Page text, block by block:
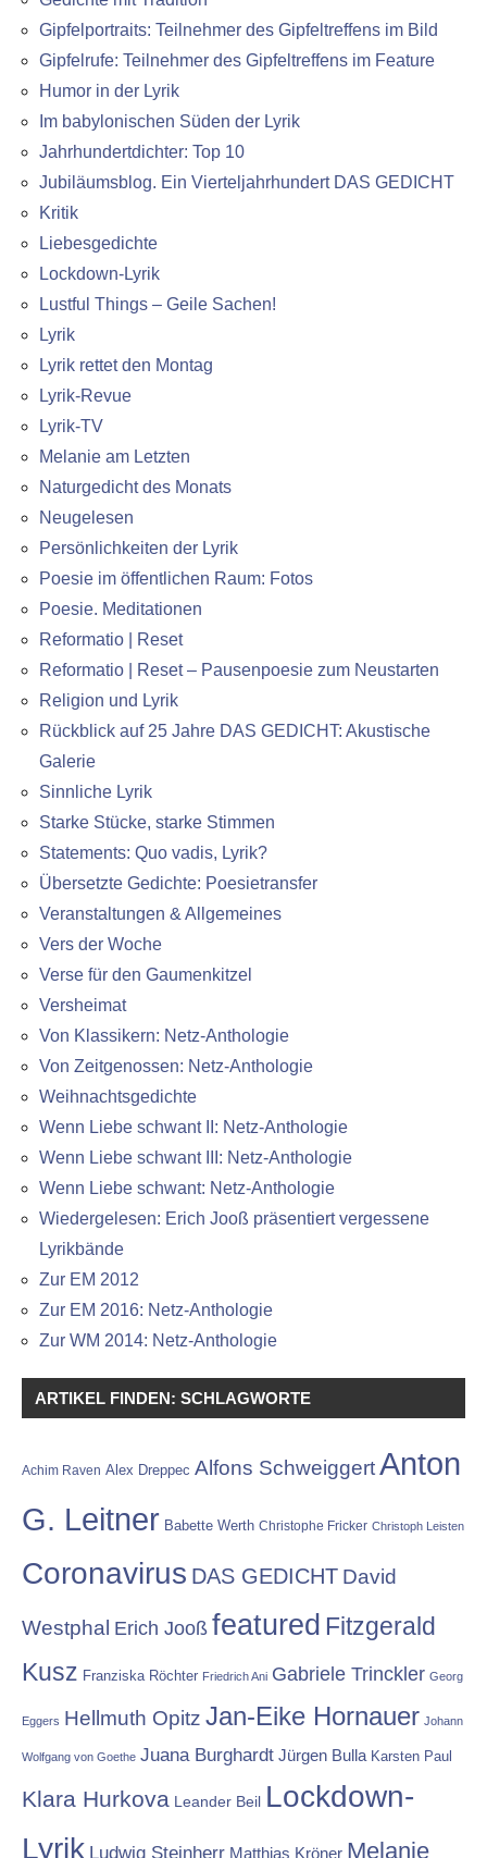
Gipfelportraits: Teilnehmer des Gipfeltreffens im Bild
Gipfelrufe: Teilnehmer des Gipfeltreffens im Feature
Humor in der Lyrik
Im babylonischen Süden der Lyrik
Jahrhundertdichter: Top 10
Jubiläumsblog. Ein Vierteljahrhundert DAS GEDICHT
Kritik
Liebesgedichte
Lockdown-Lyrik
Lustful Things – Geile Sachen!
Lyrik
Lyrik rettet den Montag
Lyrik-Revue
Lyrik-TV
Melanie am Letzten
Naturgedicht des Monats
Neugelesen
Persönlichkeiten der Lyrik
Poesie im öffentlichen Raum: Fotos
Poesie. Meditationen
Reformatio | Reset
Reformatio | Reset – Pausenpoesie zum Neustarten
Religion und Lyrik
Rückblick auf 25 Jahre DAS GEDICHT: Akustische
Galerie
Sinnliche Lyrik
Starke Stücke, starke Stimmen
Statements: Quo vadis, Lyrik?
Übersetzte Gedichte: Poesietransfer
Veranstaltungen & Allgemeines
Vers der Woche
Verse für den Gaumenkitzel
Versheimat
Von Klassikern: Netz-Anthologie
Von Zeitgenossen: Netz-Anthologie
Weihnachtsgedichte
Wenn Liebe schwant II: Netz-Anthologie
Wenn Liebe schwant III: Netz-Anthologie
Wenn Liebe schwant: Netz-Anthologie
Wiedergelesen: Erich Jooß präsentiert vergessene
Lyrikbände
Zur EM 2012
Zur EM 2016: Netz-Anthologie
Zur WM 2014: Netz-Anthologie
ARTIKEL FINDEN: SCHLAGWORTE
Achim Raven Alex Dreppec Alfons SchweiggertAnton
G. Leitner Babette Werth Christophe Fricker Christoph Leisten
Coronavirus DAS GEDICHT David
Westphal Erich Jooß featured Fitzgerald
Kusz Franziska Röchter Friedrich Ani Gabriele Trinckler Georg
Eggers Hellmuth Opitz Jan-Eike Hornauer Johann
Wolfgang von Goethe Juana Burghardt Jürgen Bulla Karsten Paul
Klara Hurkova Leander Beil Lockdown-
Lyrik Ludwig Steinherr Matthias Kröner Melanie